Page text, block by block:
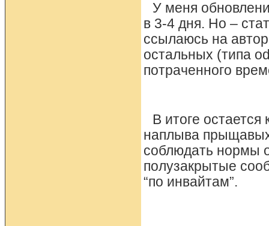
У меня
в 3-4 дня. Но –
ссылаюсь на
остальных (типа
потраченного
В итоге
наплыва
соблюдать нормы
полузакрытые
“по инвайтам”.